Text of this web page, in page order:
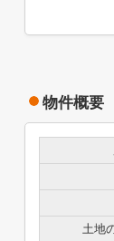
物件概要
土地